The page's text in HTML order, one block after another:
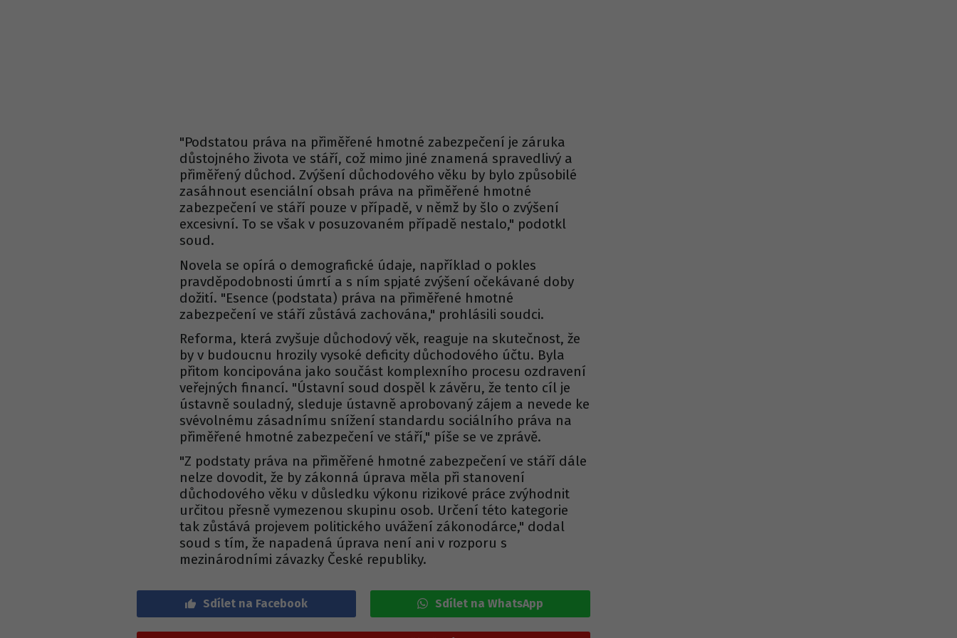
"Podstatou práva na přiměřené hmotné zabezpečení je záruka
důstojného života ve stáří, což mimo jiné znamená spravedlivý a
přiměřený důchod. Zvýšení důchodového věku by bylo způsobilé
zasáhnout esenciální obsah práva na přiměřené hmotné
zabezpečení ve stáří pouze v případě, v němž by šlo o zvýšení
excesivní. To se však v posuzovaném případě nestalo," podotkl
soud.
Novela se opírá o demografické údaje, například o pokles
pravděpodobnosti úmrtí a s ním spjaté zvýšení očekávané doby
dožití. "Esence (podstata) práva na přiměřené hmotné
zabezpečení ve stáří zůstává zachována," prohlásili soudci.
Reforma, která zvyšuje důchodový věk, reaguje na skutečnost, že
by v budoucnu hrozily vysoké deficity důchodového účtu. Byla
přitom koncipována jako součást komplexního procesu ozdravení
veřejných financí. "Ústavní soud dospěl k závěru, že tento cíl je
ústavně souladný, sleduje ústavně aprobovaný zájem a nevede ke
svévolnému zásadnímu snížení standardu sociálního práva na
přiměřené hmotné zabezpečení ve stáří," píše se ve zprávě.
"Z podstaty práva na přiměřené hmotné zabezpečení ve stáří dále
nelze dovodit, že by zákonná úprava měla při stanovení
důchodového věku v důsledku výkonu rizikové práce zvýhodnit
určitou přesně vymezenou skupinu osob. Určení této kategorie
tak zůstává projevem politického uvážení zákonodárce," dodal
soud s tím, že napadená úprava není ani v rozporu s
mezinárodními závazky České republiky.
Sdílet na Facebook Sdílet na WhatsApp